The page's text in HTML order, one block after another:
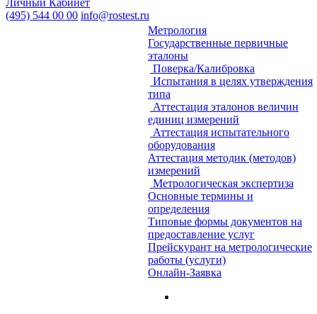
Личный Кабинет
(495) 544 00 00 info@rostest.ru
Метрология
Государственные первичные
эталоны
Поверка/Калибровка
Испытания в целях утверждения
типа
Аттестация эталонов величин
единиц измерений
Аттестация испытательного
оборудования
Аттестация методик (методов)
измерений
Метрологическая экспертиза
Основные термины и
определения
Типовые формы документов на
предоставление услуг
Прейскурант на метрологические
работы (услуги)
Онлайн-Заявка